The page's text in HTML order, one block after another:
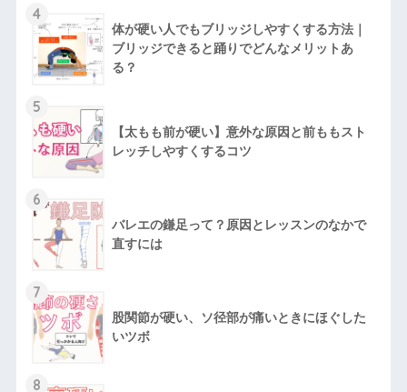
4
体が硬い人でもブリッジしやすくする方法｜
ブリッジできると踊りでどんなメリットあ
る？
5
【太もも前が硬い】意外な原因と前ももスト
レッチしやすくするコツ
6
バレエの鎌足って？原因とレッスンのなかで
直すには
7
股関節が硬い、ソ径部が痛いときにほぐした
いツボ
8